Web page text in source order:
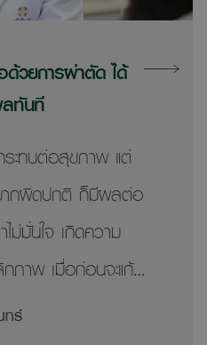
ผลทำให้เลือดไม่แข็งตัว
วใจก่อน 1 สัปดาห์จึง
รคหัวใจด้วย เมื่อได้
ใหญ่พบว่า คุณพ่อมี
ญ่ จึงทำการตัดออก
นว่าไม่ใช่มะเร็ง
กันทุกฝ่าย แต่ยังไม่
จ้าติ่งเนื้อแสนซน
วยการผ่าตัด ได้
ลทันที
กระทบต่อสุขภาพ แต่
ากผิดปกติ ก็มีผลต่อ
ไม่มั่นใจ เกิดความ
ภาพ เมื่อก่อนจะแก้
หลังจากที่หาข้อมูล
ทร์